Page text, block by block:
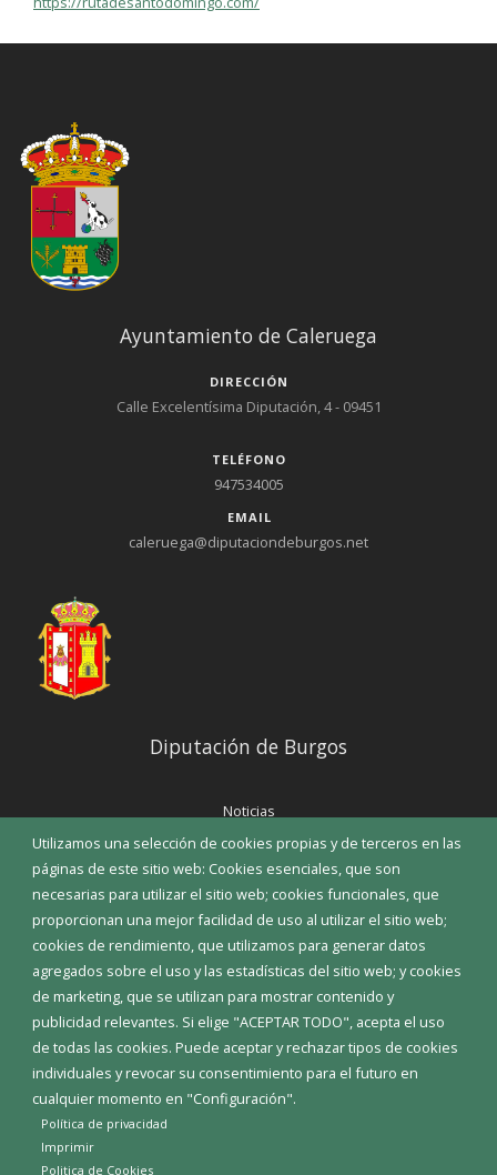
Utilizamos una selección de cookies propias y de terceros en las
páginas de este sitio web: Cookies esenciales, que son
necesarias para utilizar el sitio web; cookies funcionales, que
proporcionan una mejor facilidad de uso al utilizar el sitio web;
cookies de rendimiento, que utilizamos para generar datos
agregados sobre el uso y las estadísticas del sitio web; y cookies
de marketing, que se utilizan para mostrar contenido y
publicidad relevantes. Si elige "ACEPTAR TODO", acepta el uso
de todas las cookies. Puede aceptar y rechazar tipos de cookies
individuales y revocar su consentimiento para el futuro en
cualquier momento en "Configuración".
Política de privacidad
Imprimir
Politica de Cookies
Ayuntamiento de Caleruega
DIRECCIÓN
Calle Excelentísima Diputación, 4 - 09451
TELÉFONO
947534005
EMAIL
caleruega@diputaciondeburgos.net
Diputación de Burgos
Noticias
Eventos
Corporación Municipal
Teléfonos de interés
INICIAR SESIÓN
MAPA WEB